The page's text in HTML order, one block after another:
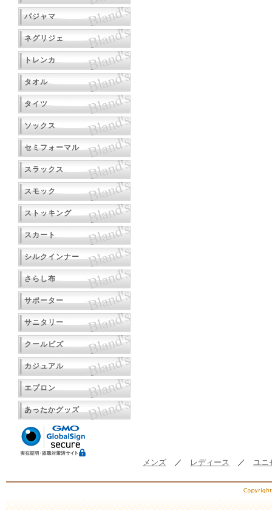
パジャマ
ネグリジェ
トレンカ
タオル
タイツ
ソックス
セミフォーマル
スラックス
スモック
ストッキング
スカート
シルクインナー
さらし布
サポーター
サニタリー
クールビズ
カジュアル
エプロン
あったかグッズ
メンズ ／ レディース ／ ユニ